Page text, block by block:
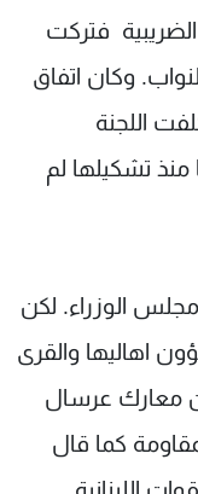
الضريبية فتركت
وكان اتفاق
اللجنة
منذ تشكيلها لم
الوزراء. لكن
اهاليها والقرى
معارك عرسال
كما قال